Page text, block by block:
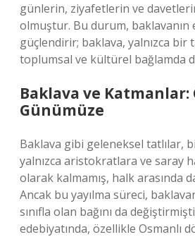
günlerin, ziyafetlerin ve
olmuştur. Bu durum, baklavanın
güçlendirir; baklava, yalnızca bir
toplumsal ve kültürel bağlamda
Baklava ve Katmanlar:
Günümüze
Baklava gibi geleneksel tatlılar,
yalnızca aristokratlara ve saray
olarak kalmamış, halk arasında
Ancak bu yayılma süreci,
sınıfla olan bağını da
edebiyatında, özellikle Osmanlı